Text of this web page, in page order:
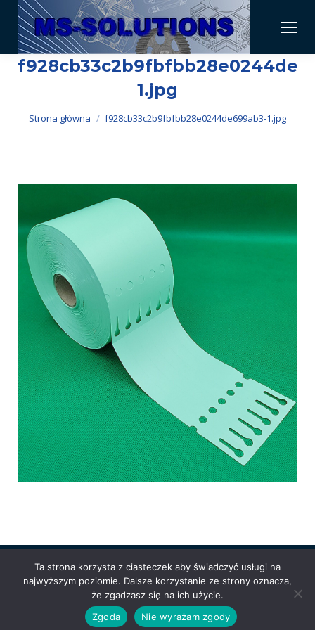
1.jpg
Jesteś tutaj:
Strona główna f928cb33c2b9fbfbb28e0244de699ab3-1.jpg
Powered byAnetpol.pl| © MS-Solutions 2025
Logowanie / rejestracja
Polityka prywatności
sklepu
Cennik wysyłek
Ta strona korzysta z ciasteczek aby świadczyć usługi na
najwyższym poziomie. Dalsze korzystanie ze strony oznacza,
że zgadzasz się na ich użycie.
Zgoda
Nie wyrażam zgody